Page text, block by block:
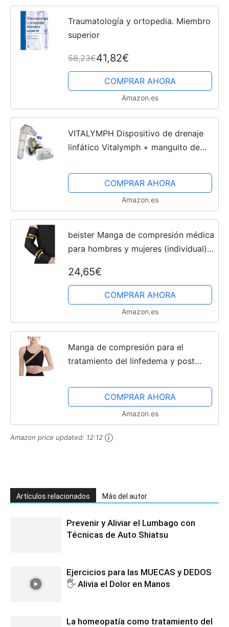
Traumatología y ortopedia. Miembro
superior
58,23€41,82€
COMPRAR AHORA
Amazon.es
VITALYMPH Dispositivo de drenaje
linfático Vitalymph + manguito de
doméstico y fisioterapia – dispositivo
médico
COMPRAR AHORA
Amazon.es
beister Manga de compresión médica
para hombres y mujeres (individual),
completo de compresión graduada
con banda de silicona...
24,65€
COMPRAR AHORA
Amazon.es
Manga de compresión para el
tratamiento del linfedema y post
presión (brazo derecho, talla L)
COMPRAR AHORA
Amazon.es
Amazon price updated: 12:12
Artículos relacionados Más del autor
Prevenir y Aliviar el Lumbago con
Técnicas de Auto Shiatsu
Ejercicios para las MUECAS y DEDOS
🖐️ Alivia el Dolor en Manos
La homeopatía como tratamiento del